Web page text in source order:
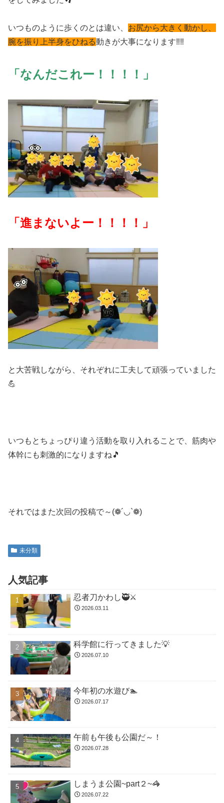
いつものように歩くのとは違い、 お尻から大きく動かし、
腕を振り上半身をひねる動きが大事になります‼️‼️
「なんだこれー！！！！」
「進まないよー！！！！」
と大苦戦しながら、それぞれに工夫して頑張っていました
💪
いつもとちょっぴり違う活動を取り入れることで、筋肉や
体幹にも刺激的になりますね🎵
それではまた次回の投稿で～(❁´◡`❁)
未分類
人気記事
忍者刀かわし🥷⚔️
2026.03.11
科学館に行ってきました💡
2026.07.10
今年初の水遊び🏊
2026.07.17
午前も午後も公園だ～！
2026.07.28
しまうま公園~part２~🦓
2026.07.22